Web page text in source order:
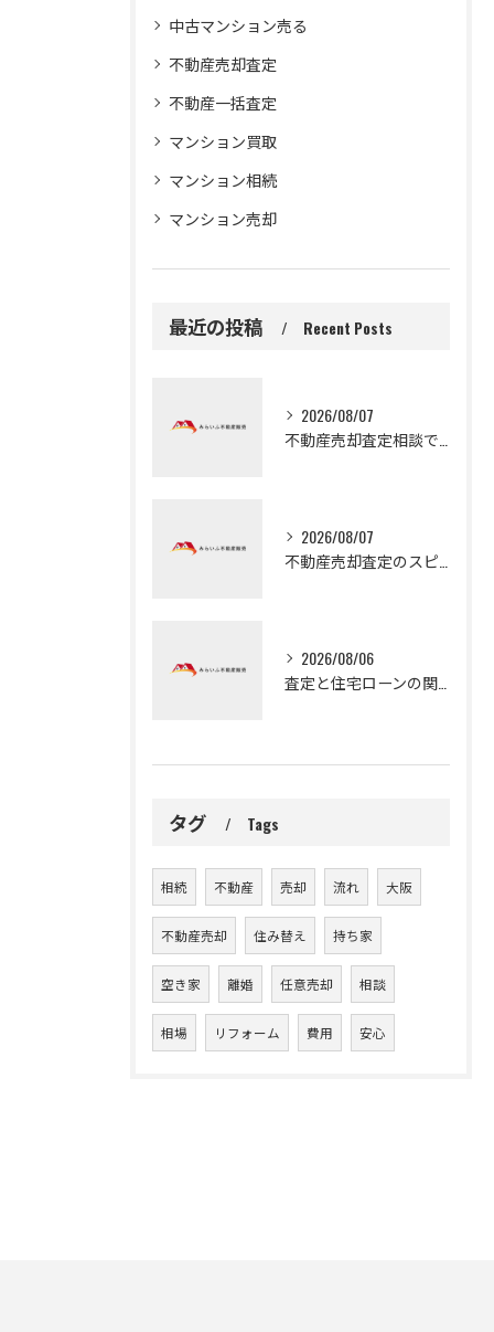
中古マンション売る
不動産売却査定
不動産一括査定
マンション買取
マンション相続
マンション売却
最近の投稿 Recent Posts
2026/08/07
2026/08/07
2026/08/06
タグ Tags
相続 不動産 売却 流れ 大阪
不動産売却 住み替え 持ち家
空き家 離婚 任意売却 相談
相場 リフォーム 費用 安心